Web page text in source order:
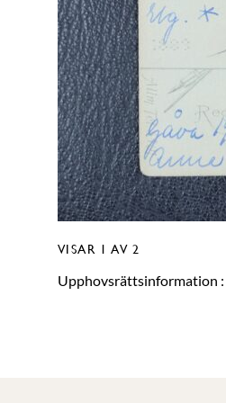
VISAR 1 AV 2
Upphovsrättsinformation :